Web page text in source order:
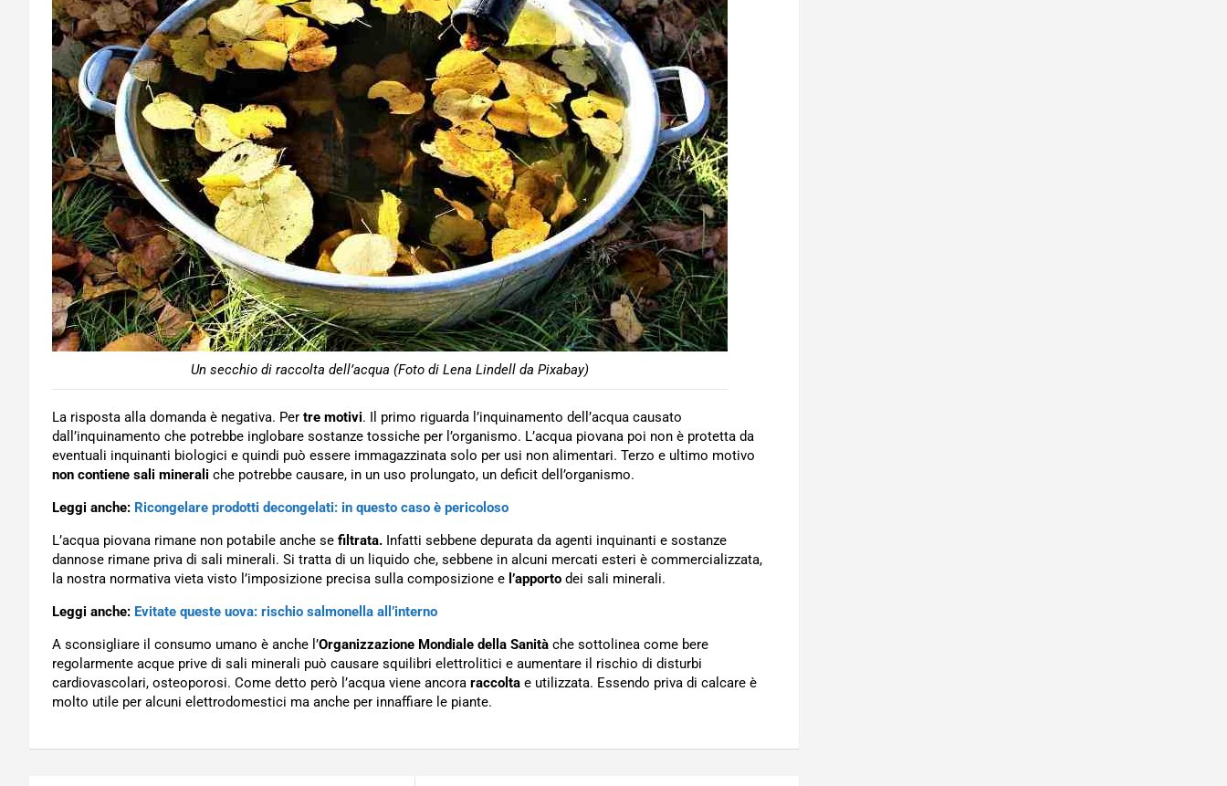
Un secchio di raccolta dell’acqua (Foto di Lena Lindell da Pixabay)
La risposta alla domanda è negativa. Per tre motivi. Il primo riguarda l’inquinamento dell’acqua causato
dall’inquinamento che potrebbe inglobare sostanze tossiche per l’organismo. L’acqua piovana poi non è protetta da
eventuali inquinanti biologici e quindi può essere immagazzinata solo per usi non alimentari. Terzo e ultimo motivo
non contiene sali minerali che potrebbe causare, in un uso prolungato, un deficit dell’organismo.
Leggi anche: Ricongelare prodotti decongelati: in questo caso è pericoloso
L’acqua piovana rimane non potabile anche se filtrata. Infatti sebbene depurata da agenti inquinanti e sostanze
dannose rimane priva di sali minerali. Si tratta di un liquido che, sebbene in alcuni mercati esteri è commercializzata,
la nostra normativa vieta visto l’imposizione precisa sulla composizione e l’apporto dei sali minerali.
Leggi anche: Evitate queste uova: rischio salmonella all’interno
A sconsigliare il consumo umano è anche l’Organizzazione Mondiale della Sanità che sottolinea come bere
regolarmente acque prive di sali minerali può causare squilibri elettrolitici e aumentare il rischio di disturbi
cardiovascolari, osteoporosi. Come detto però l’acqua viene ancora raccolta e utilizzata. Essendo priva di calcare è
molto utile per alcuni elettrodomestici ma anche per innaffiare le piante.